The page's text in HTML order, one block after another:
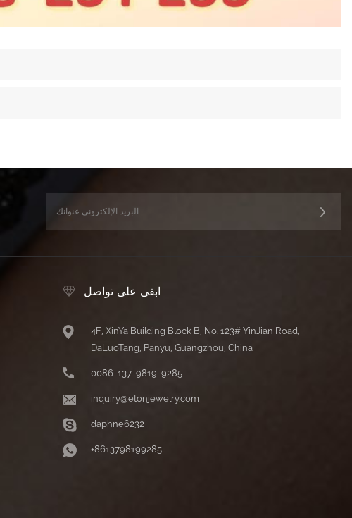
ابقى على تواصل
4F, XinYa Building Block B, No. 123# YinJian Road,
DaLuoTang, Panyu, Guangzhou, China
0086-137-9819-9285
inquiry@etonjewelry.com
daphne6232
+8613798199285